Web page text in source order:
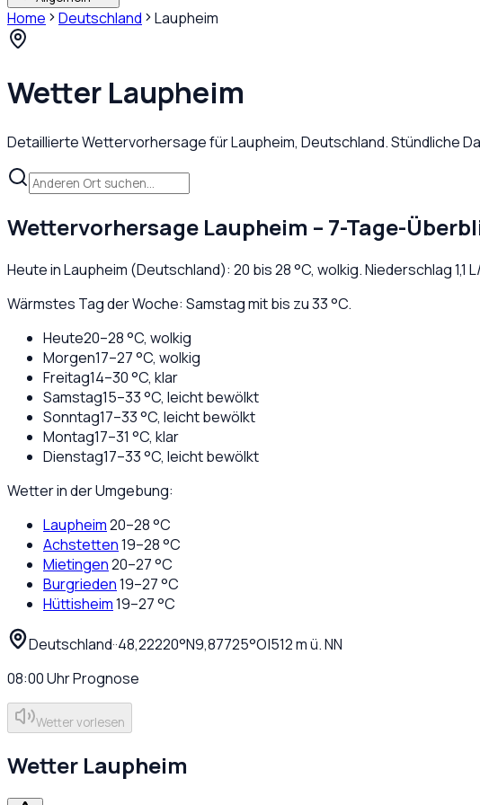
Home Deutschland Laupheim
Wetter Laupheim
Detaillierte Wettervorhersage fürLaupheim, Deutschland. Stündliche
Wettervorhersage Laupheim – 7-Tage-
Heute inLaupheim (Deutschland): 20 bis28°C, wolkig. Niederschlag1,1
Wärmstes Tag der Woche: Samstag mit bis zu 33 °C.
Heute20–28°C, wolkig
Morgen17–27°C, wolkig
Freitag14–30°C, klar
Samstag15–33°C, leicht bewölkt
Sonntag17–33°C, leicht bewölkt
Montag17–31 °C, klar
Dienstag17–33°C, leicht bewölkt
Wetter in der Umgebung:
Laupheim20–28°C
Achstetten19–28°C
Mietingen20–27°C
Burgrieden19–27°C
Hüttisheim19–27°C
Deutschland··48,22220°N9,87725°O|512m ü. NN
08:00UhrPrognose
Wetter vorlesen
Wetter Laupheim